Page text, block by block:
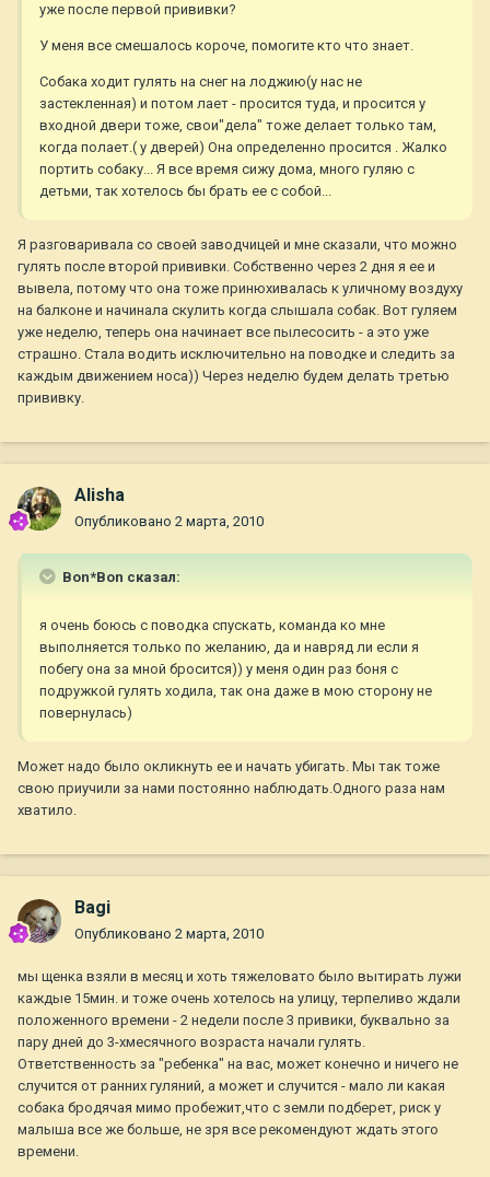
уже после первой прививки?
У меня все смешалось короче, помогите кто что знает.
Собака ходит гулять на снег на лоджию(у нас не
застекленная) и потом лает - просится туда, и просится у
входной двери тоже, свои"дела" тоже делает только там,
когда полает.( у дверей) Она определенно просится . Жалко
портить собаку... Я все время сижу дома, много гуляю с
детьми, так хотелось бы брать ее с собой...
Я разговаривала со своей заводчицей и мне сказали, что можно
гулять после второй прививки. Собственно через 2 дня я ее и
вывела, потому что она тоже принюхивалась к уличному воздуху
на балконе и начинала скулить когда слышала собак. Вот гуляем
уже неделю, теперь она начинает все пылесосить - а это уже
страшно. Стала водить исключительно на поводке и следить за
каждым движением носа)) Через неделю будем делать третью
прививку.
Alisha
Опубликовано 2 марта, 2010
Bon*Bon сказал:
я очень боюсь с поводка спускать, команда ко мне
выполняется только по желанию, да и навряд ли если я
побегу она за мной бросится)) у меня один раз боня с
подружкой гулять ходила, так она даже в мою сторону не
повернулась)
Может надо было окликнуть ее и начать убигать. Мы так тоже
свою приучили за нами постоянно наблюдать.Одного раза нам
хватило.
Bagi
Опубликовано 2 марта, 2010
мы щенка взяли в месяц и хоть тяжеловато было вытирать лужи
каждые 15мин. и тоже очень хотелось на улицу, терпеливо ждали
положенного времени - 2 недели после 3 привики, буквально за
пару дней до 3-хмесячного возраста начали гулять.
Ответственность за "ребенка" на вас, может конечно и ничего не
случится от ранних гуляний, а может и случится - мало ли какая
собака бродячая мимо пробежит,что с земли подберет, риск у
малыша все же больше, не зря все рекомендуют ждать этого
времени.